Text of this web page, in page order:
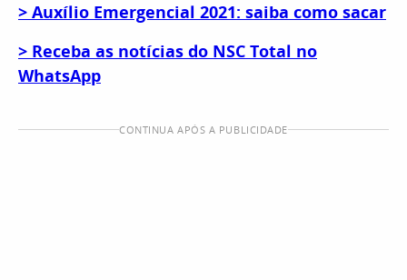
> Auxílio Emergencial 2021: saiba como sacar
> Receba as notícias do NSC Total no
WhatsApp
CONTINUA APÓS A PUBLICIDADE